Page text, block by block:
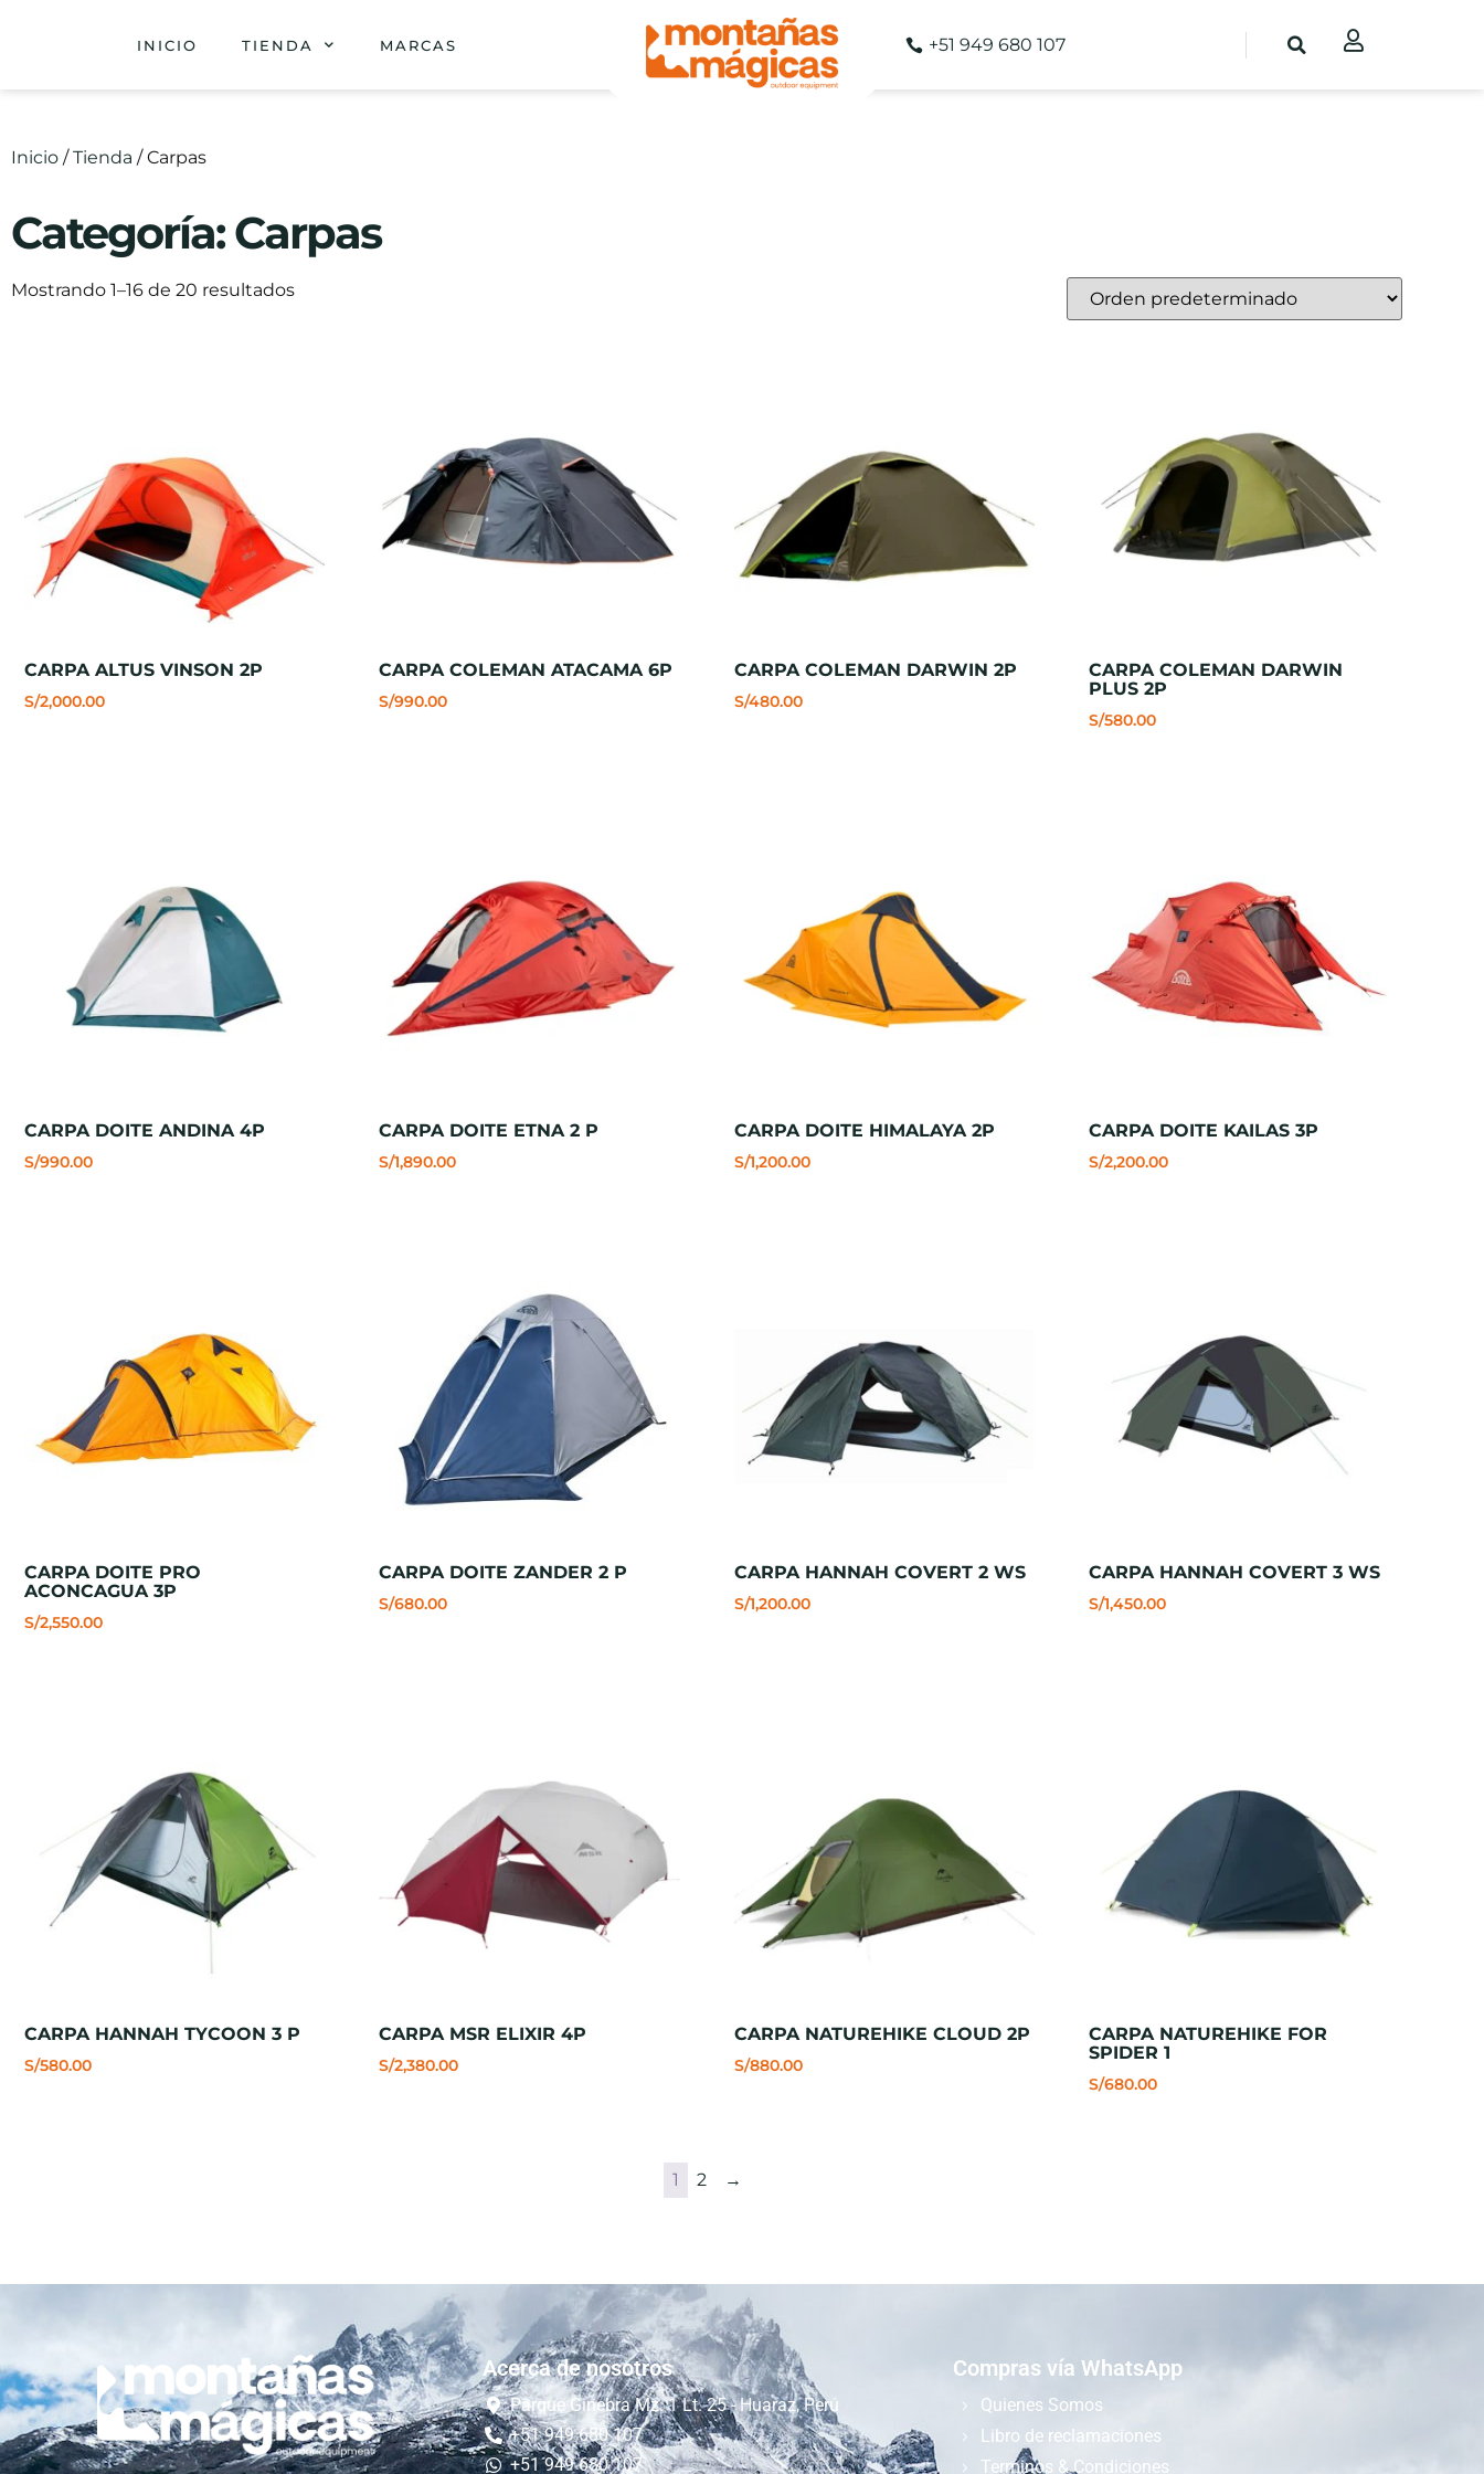
INICIO TIENDA MARCAS +51 949 680 107
Inicio /Tienda / Carpas
Categoría: Carpas
Mostrando 1–16 de 20 resultados
CARPA ALTUS VINSON 2P
S/2,000.00
CARPA COLEMAN ATACAMA 6P
S/990.00
CARPA COLEMAN DARWIN 2P
S/480.00
CARPA COLEMAN DARWIN
PLUS 2P
S/580.00
CARPA DOITE ANDINA 4P
S/990.00
CARPA DOITE ETNA 2 P
S/1,890.00
CARPA DOITE HIMALAYA 2P
S/1,200.00
CARPA DOITE KAILAS 3P
S/2,200.00
CARPA DOITE PRO
ACONCAGUA 3P
S/2,550.00
CARPA DOITE ZANDER 2 P
S/680.00
CARPA HANNAH COVERT 2 WS
S/1,200.00
CARPA HANNAH COVERT 3 WS
S/1,450.00
CARPA HANNAH TYCOON 3 P
S/580.00
CARPA MSR ELIXIR 4P
S/2,380.00
CARPA NATUREHIKE CLOUD 2P
S/880.00
CARPA NATUREHIKE FOR
SPIDER 1
S/680.00
1 2 →
Acerca de nosotros
Parque Ginebra Mz. 1 Lt. 25 - Huaraz, Perú
+51 949 680 107
+51 949 680 107
Compras vía WhatsApp
Quienes Somos
Libro de reclamaciones
Terminos & Condiciones